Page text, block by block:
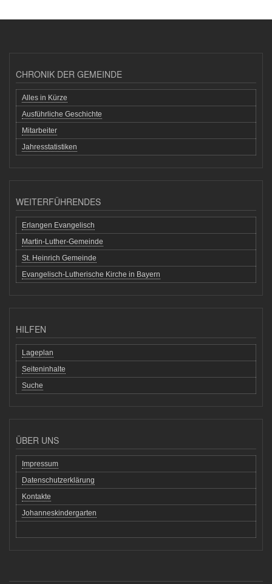
CHRONIK DER GEMEINDE
Alles in Kürze
Ausführliche Geschichte
Mitarbeiter
Jahresstatistiken
WEITERFÜHRENDES
Erlangen Evangelisch
Martin-Luther-Gemeinde
St. Heinrich Gemeinde
Evangelisch-Lutherische Kirche in Bayern
HILFEN
Lageplan
Seiteninhalte
Suche
ÜBER UNS
Impressum
Datenschutzerklärung
Kontakte
Johanneskindergarten